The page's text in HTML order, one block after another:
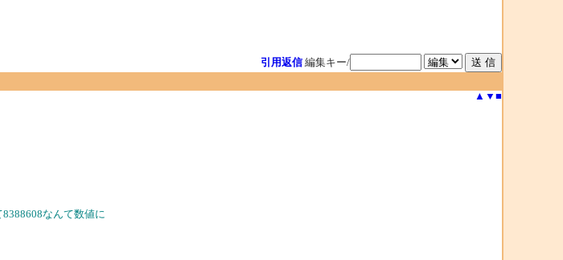
引用返信 編集キー/
▲ ▼ ■
なんて数値に